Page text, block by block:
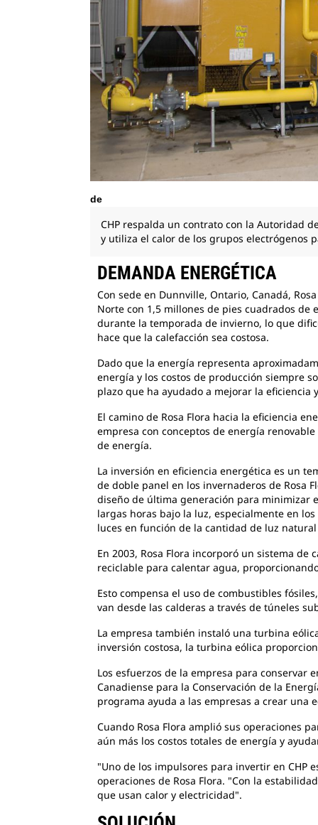
de
CHP respalda un contrato con la Autoridad
y utiliza el calor de los grupos electrógenos
DEMANDA ENERGÉTICA
Con sede en Dunnville, Ontario, Canadá, Rosa
Norte con 1,5 millones de pies cuadrados de
durante la temporada de invierno, lo que
hace que la calefacción sea costosa.
Dado que la energía representa
energía y los costos de producción siempre
plazo que ha ayudado a mejorar la
El camino de Rosa Flora hacia la eficiencia
empresa con conceptos de energía
de energía.
La inversión en eficiencia energética es un
de doble panel en los invernaderos de Rosa
diseño de última generación para minimizar
largas horas bajo la luz, especialmente en
luces en función de la cantidad de luz
En 2003, Rosa Flora incorporó un sistema de
reciclable para calentar agua,
Esto compensa el uso de combustibles
van desde las calderas a través de túneles
La empresa también instaló una turbina
inversión costosa, la turbina eólica
Los esfuerzos de la empresa para conservar
Canadiense para la Conservación de la
programa ayuda a las empresas a crear una
Cuando Rosa Flora amplió sus operaciones
aún más los costos totales de energía y
"Uno de los impulsores para invertir en CHP
operaciones de Rosa Flora. "Con la
que usan calor y electricidad".